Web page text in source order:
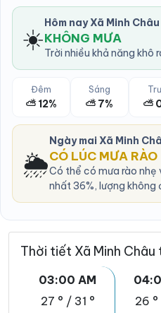
☀️ Hôm nay Xã Minh
KHÔNG MƯA
Trời nhiều khả năng khô
Đêm
⛅ 12%
Sáng
⛅ 7% ⛅
🌦️
Ngày mai Xã Minh
CÓ LÚC MƯA RÀO
Có thể có mưa rào
nhất 36%, lượng không
Thời tiết Xã Minh Châu
03:00 AM
27 ° / 31 °
26 °